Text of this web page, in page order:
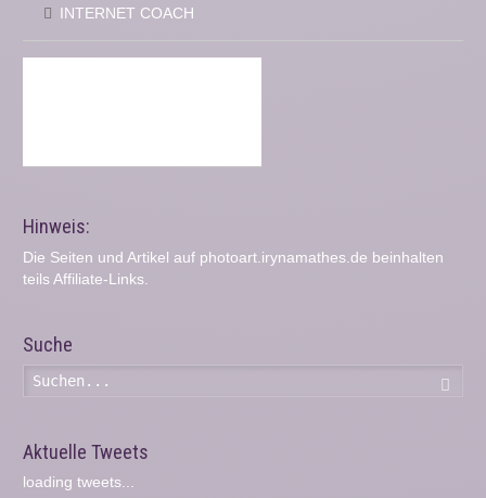
INTERNET COACH
Hinweis:
Die Seiten und Artikel auf photoart.irynamathes.de beinhalten
teils Affiliate-Links.
Suche
Aktuelle Tweets
loading tweets...